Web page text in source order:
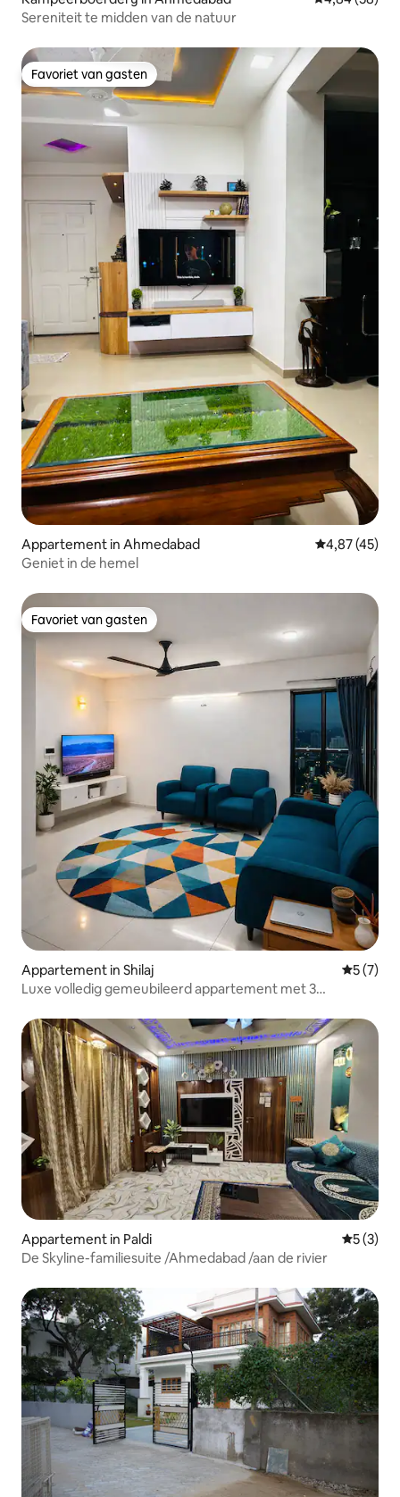
Sereniteit te midden van de natuur
Favoriet van gasten
Favoriet van gasten
Appartement in Ahmedabad Gemiddelde
4,87 (45)
Geniet in de hemel
Favoriet van gasten
Favoriet van gasten
Appartement in Shilaj
5 (7)
Luxe volledig gemeubileerd appartement met 3
Appartement in Paldi
5 (3)
De Skyline-familiesuite /Ahmedabad /aan de rivier